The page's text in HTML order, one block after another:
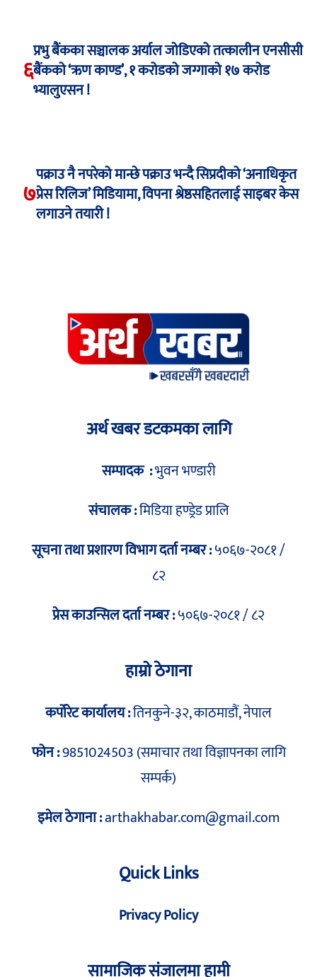
६
प्रभु बैंकका सञ्चालक अर्याल जोडिएको तत्कालीन एनसीसी
बैंकको ‘ऋण काण्ड’, १ करोडको जग्गाको १७ करोड
भ्यालुएसन !
७
पक्राउ नै नपरेको मान्छे पक्राउ भन्दै सिप्रदीको ‘अनाधिकृत
प्रेस रिलिज’ मिडियामा, विपना श्रेष्ठसहितलाई साइबर केस
लगाउने तयारी !
अर्थ खबर डटकमका लागि
सम्पादक :भुवन भण्डारी
संचालक :मिडिया हण्ड्रेड प्रालि
सूचना तथा प्रशारण विभाग दर्ता नम्बर :५०६७-२०८१ /
८२
प्रेस काउन्सिल दर्ता नम्बर :५०६७-२०८१ / ८२
हाम्रो ठेगाना
कर्पोरेट कार्यालय :तिनकुने-३२, काठमाडौं, नेपाल
फोन :9851024503 (समाचार तथा विज्ञापनका लागि
सम्पर्क)
इमेल ठेगाना :arthakhabar.com@gmail.com
Quick Links
Privacy Policy
सामाजिक संजालमा हामी